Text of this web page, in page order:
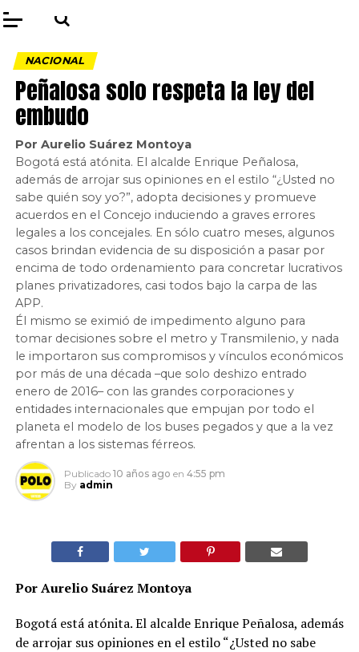
NACIONAL
Peñalosa solo respeta la ley del
embudo
Por Aurelio Suárez Montoya
Bogotá está atónita. El alcalde Enrique Peñalosa,
además de arrojar sus opiniones en el estilo “¿Usted no
sabe quién soy yo?”, adopta decisiones y promueve
acuerdos en el Concejo induciendo a graves errores
legales a los concejales. En sólo cuatro meses, algunos
casos brindan evidencia de su disposición a pasar por
encima de todo ordenamiento para concretar lucrativos
planes privatizadores, casi todos bajo la carpa de las
APP.
Él mismo se eximió de impedimento alguno para
tomar decisiones sobre el metro y Transmilenio, y nada
le importaron sus compromisos y vínculos económicos
por más de una década –que solo deshizo entrado
enero de 2016– con las grandes corporaciones y
entidades internacionales que empujan por todo el
planeta el modelo de los buses pegados y que a la vez
afrentan a los sistemas férreos.
Publicado 10 años ago en 4:55 pm
By admin
Por Aurelio Suárez Montoya
Bogotá está atónita. El alcalde Enrique Peñalosa, además
de arrojar sus opiniones en el estilo “¿Usted no sabe